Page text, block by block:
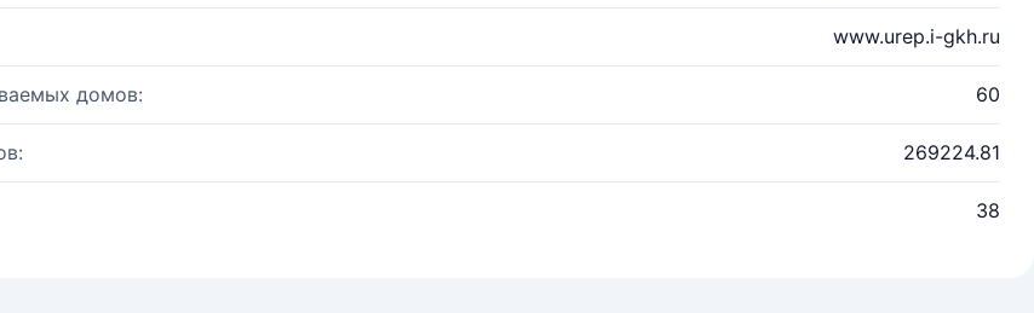
www.urep.i-gkh.ru
домов: 60
269224.81
38